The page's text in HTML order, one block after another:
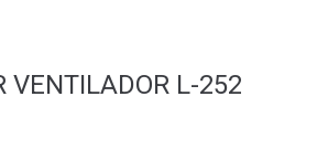
VENTILADOR L-252